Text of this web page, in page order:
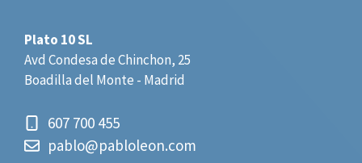
Plato 10 SL
Avd Condesa de Chinchon, 25
Boadilla del Monte - Madrid
607 700 455
pablo@pabloleon.com